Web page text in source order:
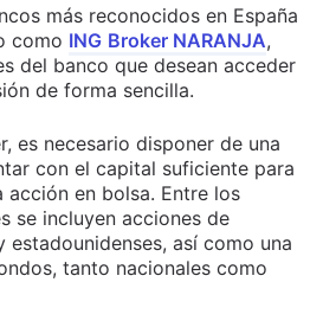
más reconocidos en España
como ING Broker NARANJA,
del banco que desean acceder
de forma sencilla.
es necesario disponer de una
con el capital suficiente para
acción en bolsa. Entre los
se incluyen acciones de
estadounidenses, así como una
tanto nacionales como